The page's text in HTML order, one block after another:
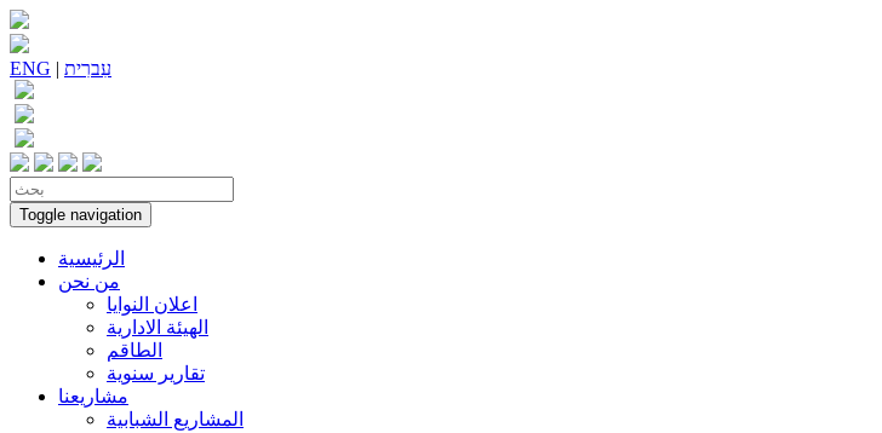
ENG | עִברִית
Toggle navigation
الرئيسية
من نحن
اعلان النوايا
الهيئة الادارية
الطاقم
تقارير سنوية
مشاريعنا
المشاريع الشبابية